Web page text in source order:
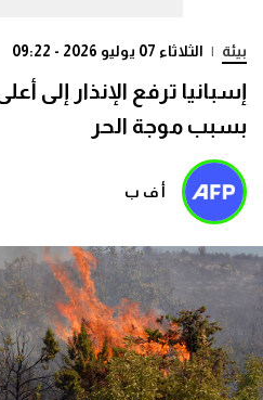
بيئة | الثلاثاء 07 يوليو 2026 - 09:22
بسبب موجة الحر
أ ف ب